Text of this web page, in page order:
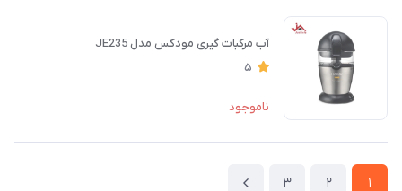
آب مرکبات گیری مودکس مدل JE235
5
ناموجود
1
2
3